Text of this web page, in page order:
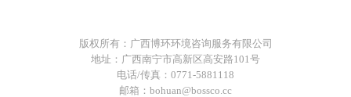
版权所有：广西博环环境咨询服务有限公司
地址：广西南宁市高新区高安路101号
电话/传真：0771-5881118
邮箱：bohuan@bossco.cc